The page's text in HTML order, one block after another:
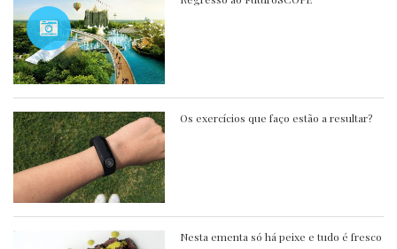
Os exercícios que faço estão a resultar?
Nesta ementa só há peixe e tudo é fresco